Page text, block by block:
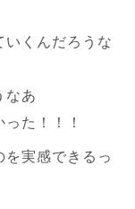
いくんだろうな
なあ
た！！！
を実感できるっ